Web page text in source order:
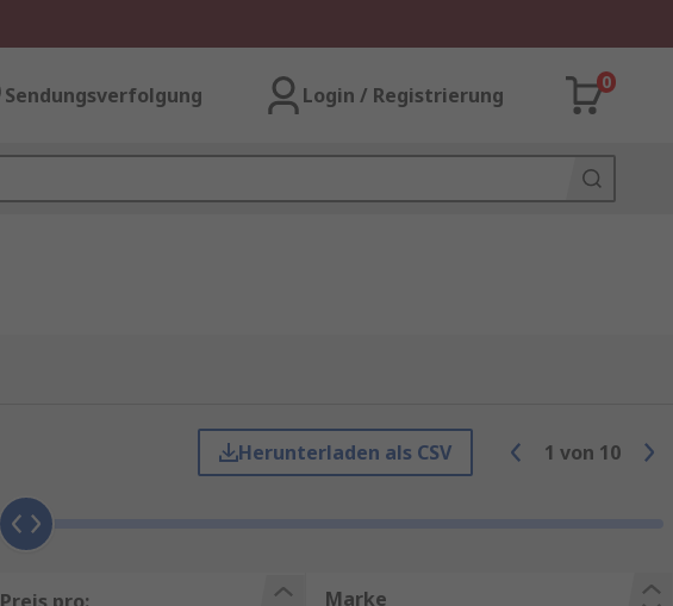
Sendungsverfolgung Login / Registrierung
0
Herunterladen als CSV 1 von 10
Marke